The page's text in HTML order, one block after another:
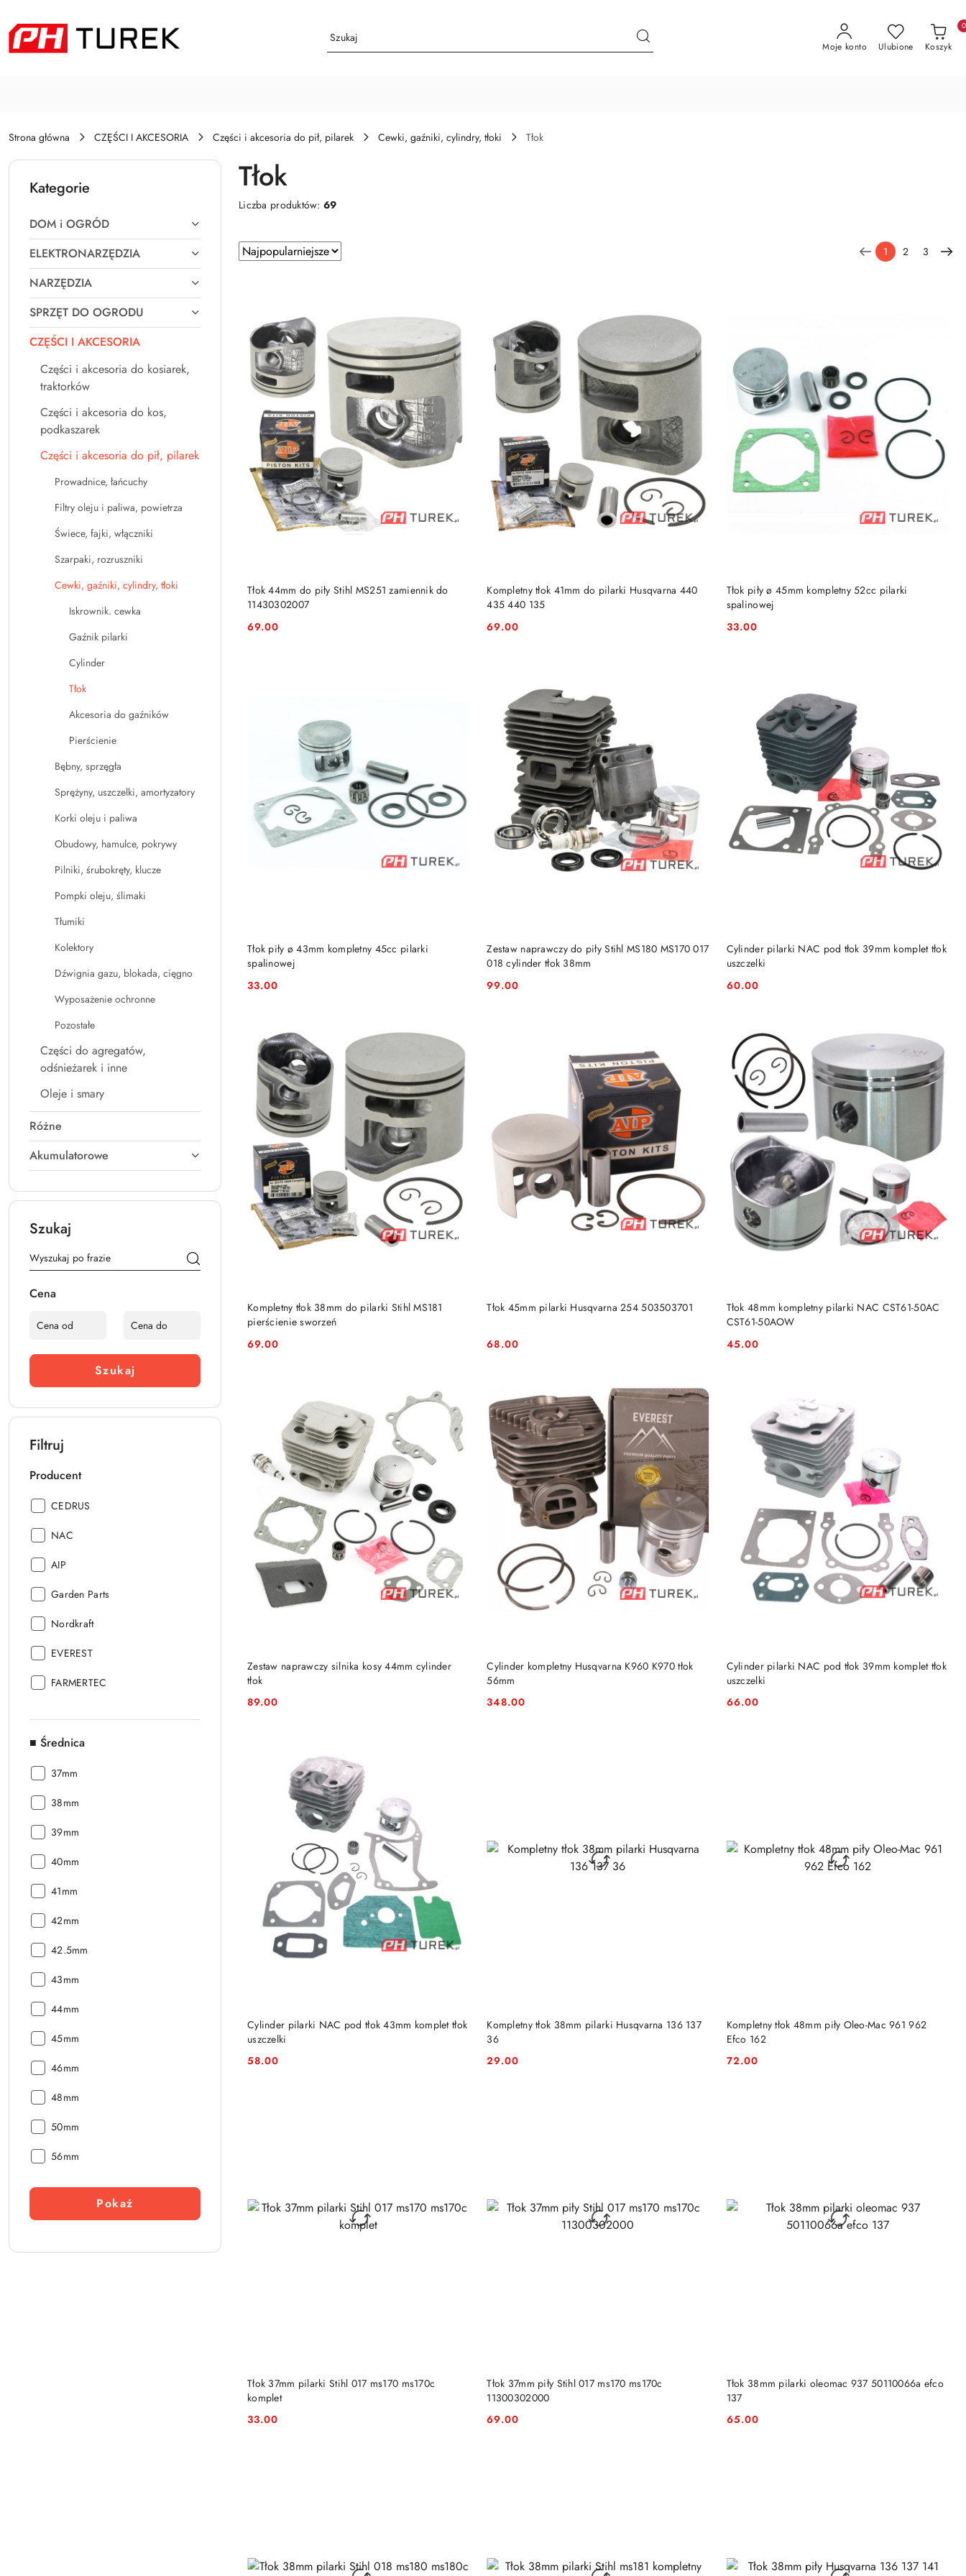
Moje konto Ulubione Koszyk
0
Strona główna CZĘŚCI I AKCESORIA Części i akcesoria do pił, pilarek Cewki, gaźniki, cylindry, tłoki Tłok
Kategorie
DOM i OGRÓD
ELEKTRONARZĘDZIA
NARZĘDZIA
SPRZĘT DO OGRODU
CZĘŚCI I AKCESORIA
Części i akcesoria do kosiarek,
traktorków
Części i akcesoria do kos,
podkaszarek
Części i akcesoria do pił, pilarek
Prowadnice, łańcuchy
Filtry oleju i paliwa, powietrza
Świece, fajki, włączniki
Szarpaki, rozruszniki
Cewki, gaźniki, cylindry, tłoki
Iskrownik. cewka
Gaźnik pilarki
Cylinder
Tłok
Akcesoria do gaźników
Pierścienie
Bębny, sprzęgła
Sprężyny, uszczelki, amortyzatory
Korki oleju i paliwa
Obudowy, hamulce, pokrywy
Pilniki, śrubokręty, klucze
Pompki oleju, ślimaki
Tłumiki
Kolektory
Dźwignia gazu, blokada, cięgno
Wyposażenie ochronne
Pozostałe
Części do agregatów,
odśnieżarek i inne
Oleje i smary
Różne
Akumulatorowe
Szukaj
Cena
Szukaj
Filtruj
Producent
Producent:
CEDRUS
Producent:
NAC
Producent:
AIP
Producent:
Garden Parts
Producent:
Nordkraft
Producent:
EVEREST
Producent:
FARMERTEC
■ Średnica
■
37mm
■
38mm
■
39mm
■
40mm
■
41mm
■
42mm
■
42.5mm
■
43mm
■
44mm
■
45mm
■
46mm
■
48mm
■
50mm
■
56mm
Pokaż
Tłok
Liczba produktów:69
Zastosowano
sortowanie:
Sortuj
według
1 2 3
Tłok 44mm do piły Stihl MS251 zamiennik do
11430302007
Cena:
69.00
DO KOSZYKA
Kompletny tłok 41mm do pilarki Husqvarna 440
435 440 135
Cena:
69.00
DO KOSZYKA
Tłok piły ø 45mm kompletny 52cc pilarki
spalinowej
Cena:
33.00
DO KOSZYKA
Tłok piły ø 43mm kompletny 45cc pilarki
spalinowej
Cena:
33.00
DO KOSZYKA
Zestaw naprawczy do piły Stihl MS180 MS170 017
018 cylinder tłok 38mm
Cena:
99.00
DO KOSZYKA
Cylinder pilarki NAC pod tłok 39mm komplet tłok
uszczelki
Cena:
60.00
DO KOSZYKA
Kompletny tłok 38mm do pilarki Stihl MS181
pierścienie sworzeń
Cena:
69.00
DO KOSZYKA Tłok 45mm pilarki Husqvarna 254 503503701
Cena:
68.00
DO KOSZYKA
Tłok 48mm kompletny pilarki NAC CST61-50AC
CST61-50AOW
Cena:
45.00
DO KOSZYKA
Zestaw naprawczy silnika kosy 44mm cylinder
tłok
Cena:
89.00
DO KOSZYKA
Cylinder kompletny Husqvarna K960 K970 tłok
56mm
Cena:
348.00
DO KOSZYKA
Cylinder pilarki NAC pod tłok 39mm komplet tłok
uszczelki
Cena:
66.00
DO KOSZYKA
Cylinder pilarki NAC pod tłok 43mm komplet tłok
uszczelki
Cena:
58.00
DO KOSZYKA
Kompletny tłok 38mm pilarki Husqvarna 136 137
36
Cena:
29.00
DO KOSZYKA
Kompletny tłok 48mm piły Oleo-Mac 961 962
Efco 162
Cena:
72.00
DO KOSZYKA
Tłok 37mm pilarki Stihl 017 ms170 ms170c
komplet
Cena:
33.00
DO KOSZYKA
Tłok 37mm piły Stihl 017 ms170 ms170c
11300302000
Cena:
69.00
DO KOSZYKA
Tłok 38mm pilarki oleomac 937 50110066a efco
137
Cena:
65.00
DO KOSZYKA